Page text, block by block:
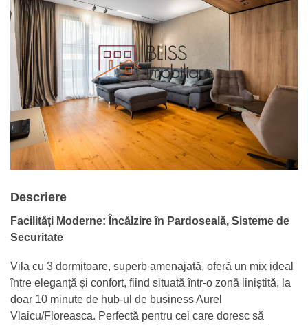
Descriere
Facilități Moderne: Încălzire în Pardoseală, Sisteme de
Securitate
Vila cu 3 dormitoare, superb amenajată, oferă un mix ideal
între eleganță și confort, fiind situată într-o zonă liniștită, la
doar 10 minute de hub-ul de business Aurel
Vlaicu/Floreasca. Perfectă pentru cei care doresc să